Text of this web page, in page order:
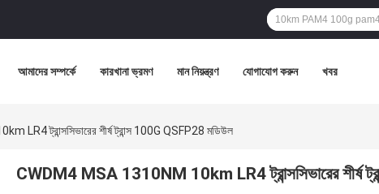
আমাদের সম্পর্কে কারখানা ভ্রমণ মান নিয়ন্ত্রণ যোগাযোগ করুন খবর
LR4 ট্রান্সসিভারের শীর্ষ ট্রান্স 100G QSFP28 মডিউল
CWDM4 MSA 1310NM 10km LR4 ট্রান্সসিভারের শীর্ষ